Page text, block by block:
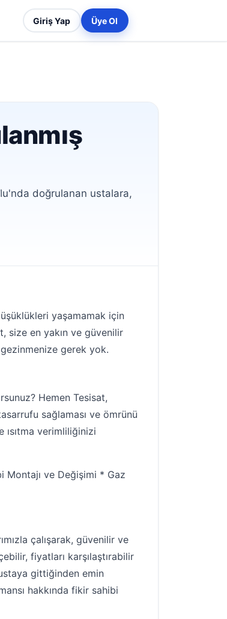
Giriş Yap Üye Ol
doğrulanan ustalara,
yaşamamak için
size en yakın ve güvenilir
gerek yok.
Hemen Tesisat,
sağlaması ve ömrünü
ısıtma verimliliğinizi
Montajı ve Değişimi * Gaz
çalışarak, güvenilir ve
fiyatları karşılaştırabilir
gittiğinden emin
hakkında fikir sahibi